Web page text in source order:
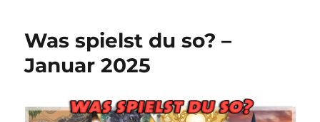
Krieg
Kinderzimmer
Was spielst du so? –
Januar 2025